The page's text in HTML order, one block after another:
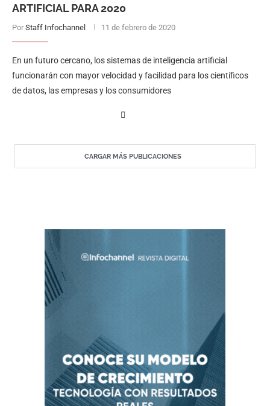
ARTIFICIAL PARA 2020
Por Staff Infochannel 11 de febrero de 2020
En un futuro cercano, los sistemas de inteligencia artificial
funcionarán con mayor velocidad y facilidad para los científicos
de datos, las empresas y los consumidores
CARGAR MÁS PUBLICACIONES